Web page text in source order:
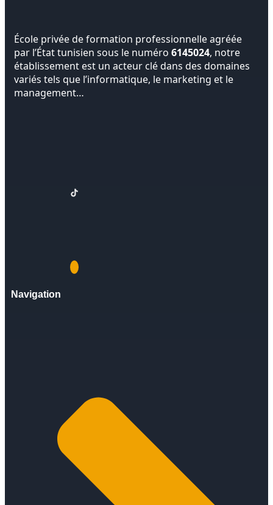
École privée de formation professionnelle agréée
par l’État tunisien sous le numéro 6145024, notre
établissement est un acteur clé dans des domaines
variés tels que l’informatique, le marketing et le
management…
Navigation